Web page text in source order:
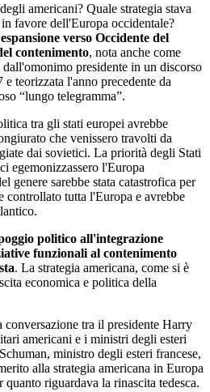
americani? Quale strategia stava
favore dell'Europa occidentale?
verso Occidente del
contenimento, nota anche come
dall'omonimo presidente in un discorso
teorizzata l'anno precedente da
“lungo telegramma”.
tra gli stati europei avrebbe
che venissero travolti da
dai sovietici. La priorità degli Stati
egemonizzassero l'Europa
genere sarebbe stata catastrofica per
controllato tutta l'Europa e avrebbe
politico all'integrazione
funzionali al contenimento
. La strategia americana, come si è
economica e politica della
tra il presidente Harry
americani e i ministri degli esteri
ministro degli esteri francese,
alla strategia americana in Europa
quanto riguardava la rinascita tedesca.